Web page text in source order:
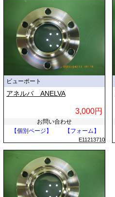
ビューポート
アネルバ ANELVA
3,000円
お問い合わせ
【個別ページ】
【フォーム】
E11213710